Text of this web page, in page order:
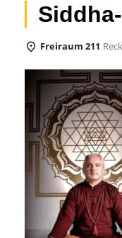
Freiraum 211